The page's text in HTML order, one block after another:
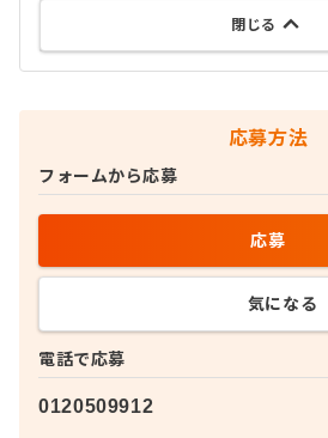
閉じる
応募方法
電話で応募
0120509912
フォームから応募
応募
気になる